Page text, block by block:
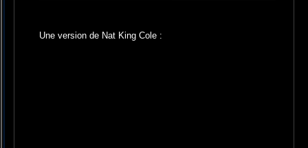
Une version de Nat King Cole :